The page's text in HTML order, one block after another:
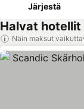
Järjestä
Halvat hotellit
Näin maksut